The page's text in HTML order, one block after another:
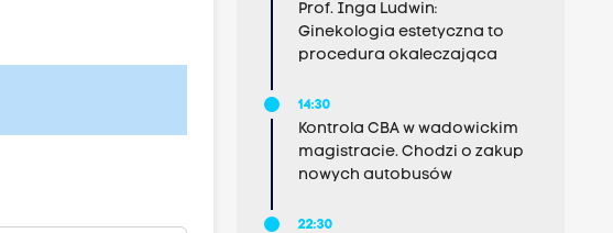
Prof. Inga Ludwin:
Ginekologia estetyczna to
procedura okaleczająca
14:30
Kontrola CBA w wadowickim
magistracie. Chodzi o zakup
nowych autobusów
22:30